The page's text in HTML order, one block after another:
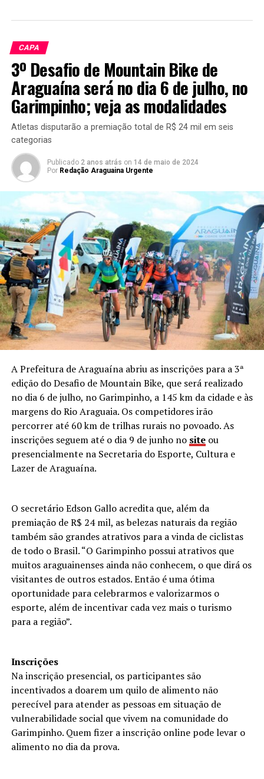
CAPA
3º Desafio de Mountain Bike de
Araguaína será no dia 6 de julho, no
Garimpinho; veja as modalidades
Atletas disputarão a premiação total de R$ 24 mil em seis
categorias
Publicado 2 anos atrás on 14 de maio de 2024
Por Redação Araguaina Urgente
A Prefeitura de Araguaína abriu as inscrições para a 3ª
edição do Desafio de Mountain Bike, que será realizado
no dia 6 de julho, no Garimpinho, a 145 km da cidade e às
margens do Rio Araguaia. Os competidores irão
percorrer até 60 km de trilhas rurais no povoado. As
inscrições seguem até o dia 9 de junho no site ou
presencialmente na Secretaria do Esporte, Cultura e
Lazer de Araguaína.
O secretário Edson Gallo acredita que, além da
premiação de R$ 24 mil, as belezas naturais da região
também são grandes atrativos para a vinda de ciclistas
de todo o Brasil. “O Garimpinho possui atrativos que
muitos araguainenses ainda não conhecem, o que dirá os
visitantes de outros estados. Então é uma ótima
oportunidade para celebrarmos e valorizarmos o
esporte, além de incentivar cada vez mais o turismo
para a região”.
Inscrições
Na inscrição presencial, os participantes são
incentivados a doarem um quilo de alimento não
perecível para atender as pessoas em situação de
vulnerabilidade social que vivem na comunidade do
Garimpinho. Quem fizer a inscrição online pode levar o
alimento no dia da prova.